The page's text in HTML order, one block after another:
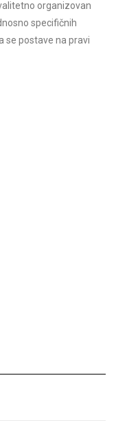
organizovan
specifičnih
se postave na pravi